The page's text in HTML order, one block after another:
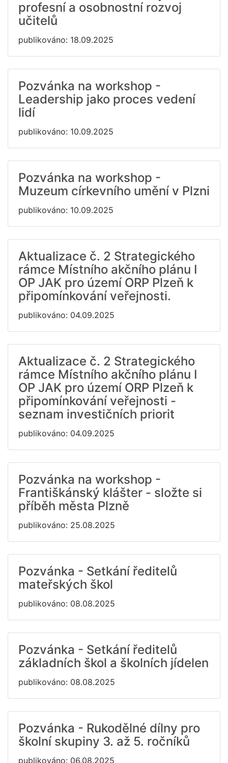
profesní a osobnostní rozvoj
učitelů
publikováno: 18.09.2025
Pozvánka na workshop -
Leadership jako proces vedení
lidí
publikováno: 10.09.2025
Pozvánka na workshop -
Muzeum církevního umění v Plzni
publikováno: 10.09.2025
Aktualizace č. 2 Strategického
rámce Místního akčního plánu I
OP JAK pro území ORP Plzeň k
připomínkování veřejnosti.
publikováno: 04.09.2025
Aktualizace č. 2 Strategického
rámce Místního akčního plánu I
OP JAK pro území ORP Plzeň k
připomínkování veřejnosti -
seznam investičních priorit
publikováno: 04.09.2025
Pozvánka na workshop -
Františkánský klášter - složte si
příběh města Plzně
publikováno: 25.08.2025
Pozvánka - Setkání ředitelů
mateřských škol
publikováno: 08.08.2025
Pozvánka - Setkání ředitelů
základních škol a školních jídelen
publikováno: 08.08.2025
Pozvánka - Rukodělné dílny pro
školní skupiny 3. až 5. ročníků
publikováno: 06.08.2025